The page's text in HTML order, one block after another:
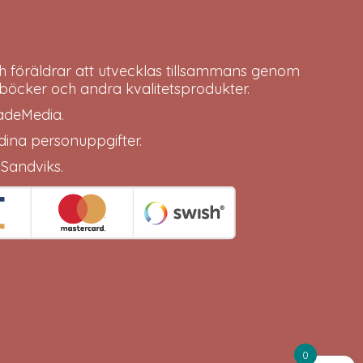
föräldrar att utvecklas tillsammans genom
och andra kvalitetsprodukter.
.
personuppgifter.
.
0